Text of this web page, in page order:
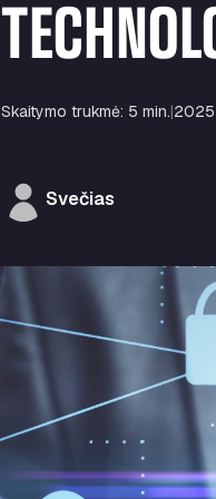
Skaitymo trukmė: 5 min.|2025
Svečias